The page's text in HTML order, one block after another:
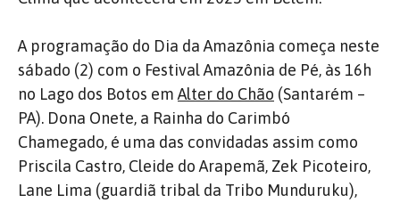
A programação do Dia da Amazônia começa neste
sábado (2) com o Festival Amazônia de Pé, às 16h
no Lago dos Botos em Alter do Chão (Santarém –
PA). Dona Onete, a Rainha do Carimbó
Chamegado, é uma das convidadas assim como
Priscila Castro, Cleide do Arapemã, Zek Picoteiro,
Lane Lima (guardiã tribal da Tribo Munduruku),